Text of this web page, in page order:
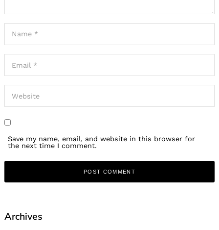
Save my name, email, and website in this browser for
the next time I comment.
Archives